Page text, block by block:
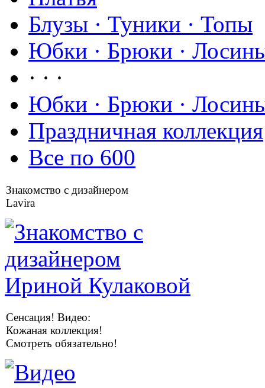
Блузы · Туники · Топы
Юбки · Брюки ·
· · ·
Юбки · Брюки ·
Праздничная коллекция
Все по 600
Знакомство с дизайнером
Lavira
Сенсация! Видео:
Кожаная коллекция!
Смотреть обязательно!